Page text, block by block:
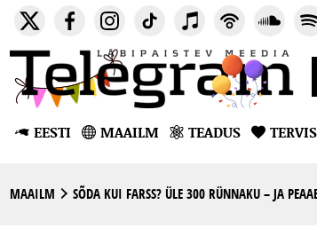
EESTI MAAILM TEADUS TERVIS
MAAILM SÕDA KUI FARSS? ÜLE 300 RÜNNAKU – JA